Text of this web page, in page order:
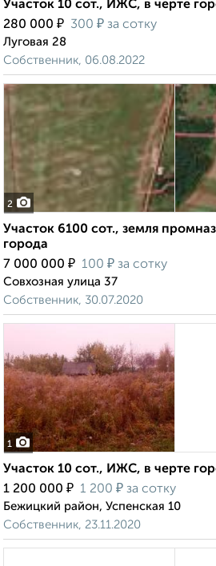
Участок 10 сот., ИЖС, в черте
280 000 ₽ 300 ₽ за сотку
Луговая 28
Собственник, 06.08.2022
2
Участок 6100 сот., земля
города
7 000 000 ₽ 100 ₽ за сотку
Совхозная улица 37
Собственник, 30.07.2020
1
Участок 10 сот., ИЖС, в черте
1 200 000 ₽ 1 200 ₽ за сотку
Бежицкий район, Успенская 10
Собственник, 23.11.2020